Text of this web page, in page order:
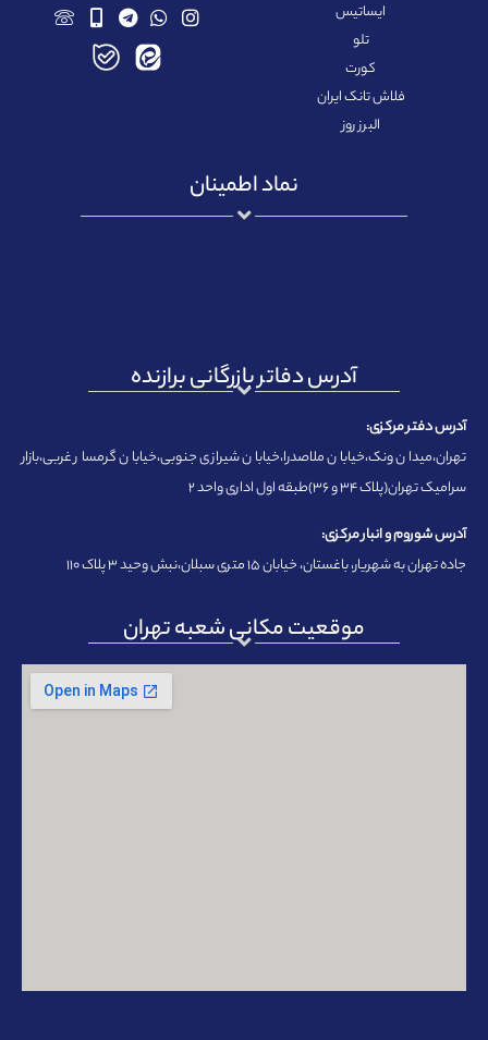
ایساتیس
تلو
کورت
فلاش تانک ایران
البرز روز
نماد اطمینان
آدرس دفاتر بازرگانی برازنده
آدرس دفتر مرکزی:
تهران،میدان ونک،خیابان ملاصدرا،خیابان شیرازی جنوبی،خیابان گرمسار غربی،بازار
سرامیک تهران(پلاک ۳۴ و ۳۶)طبقه اول اداری واحد ۲
آدرس شوروم و انبار مرکزی:
جاده تهران به شهریار، باغستان، خیابان ۱۵ متری سبلان،نبش وحید ۳ پلاک ۱۱۰
موقعیت مکانی شعبه تهران